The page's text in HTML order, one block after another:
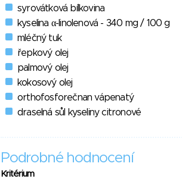
syrovátková bílkovina
kyselina α-linolenová - 340 mg / 100 g
mléčný tuk
řepkový olej
palmový olej
kokosový olej
orthofosforečnan vápenatý
draselná sůl kyseliny citronové
Podrobné hodnocení
Kritérium